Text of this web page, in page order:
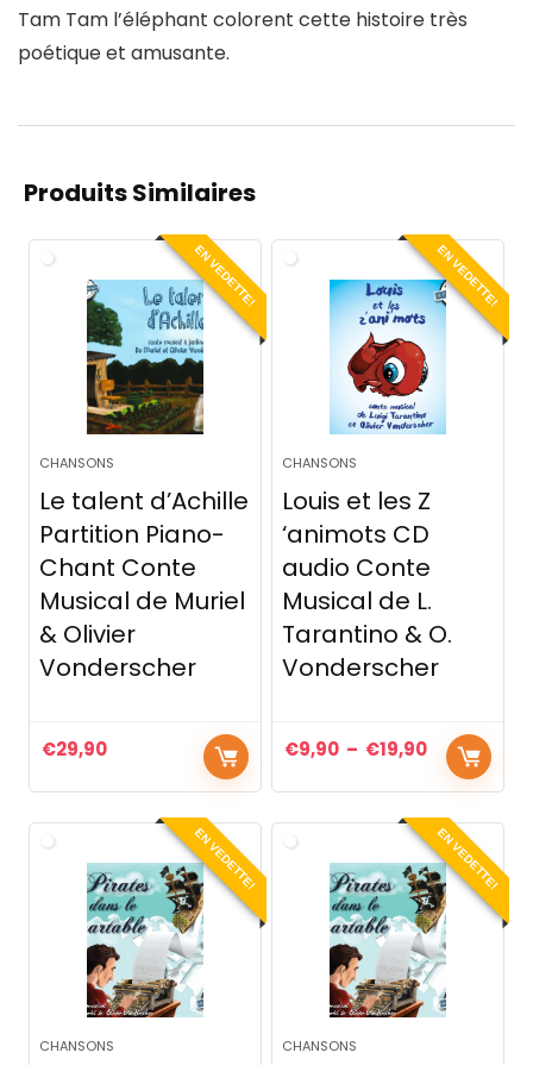
Tam Tam l’éléphant colorent cette histoire très
poétique et amusante.
Produits Similaires
EN VEDETTE!
CHANSONS
Le talent d’Achille
Partition Piano-
Chant Conte
Musical de Muriel
& Olivier
Vonderscher
€29,90
EN VEDETTE!
CHANSONS
Louis et les Z
‘animots CD
audio Conte
Musical de L.
Tarantino & O.
Vonderscher
€9,90 – €19,90
EN VEDETTE!
CHANSONS
EN VEDETTE!
CHANSONS